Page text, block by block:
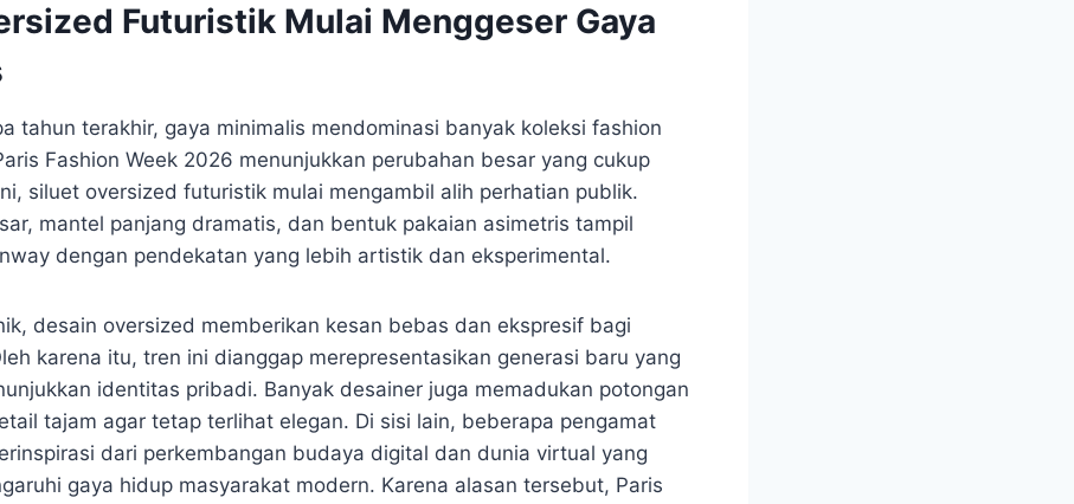
Futuristik Mulai Menggeser Gaya
tahun terakhir, gaya minimalis mendominasi banyak koleksi fashion
Fashion Week 2026 menunjukkan perubahan besar yang cukup
siluet oversized futuristik mulai mengambil alih perhatian publik.
mantel panjang dramatis, dan bentuk pakaian asimetris tampil
dengan pendekatan yang lebih artistik dan eksperimental.
desain oversized memberikan kesan bebas dan ekspresif bagi
karena itu, tren ini dianggap merepresentasikan generasi baru yang
identitas pribadi. Banyak desainer juga memadukan potongan
tajam agar tetap terlihat elegan. Di sisi lain, beberapa pengamat
dari perkembangan budaya digital dan dunia virtual yang
gaya hidup masyarakat modern. Karena alasan tersebut, Paris